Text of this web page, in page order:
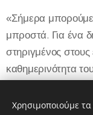
«Σήμερα
μπροστά. Για ένα
στηριγμένος στους
καθημερινότητα
Είναι δυνατό
Χρησιμοποιούμε